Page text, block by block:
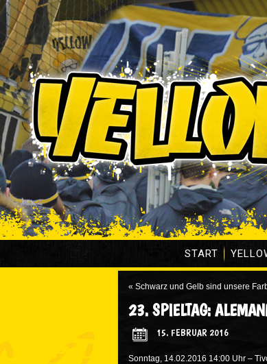
START
« Schwarz und Gelb sind unsere
23. SPIELTAG:
15. FEBRUAR 2016
Sonntag, 14.02.2016 14:00 Uhr –